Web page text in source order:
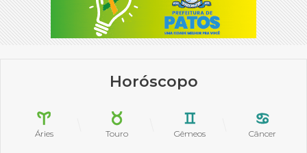
Horóscopo
Áries Touro Gêmeos Câncer